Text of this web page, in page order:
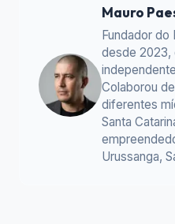
Mauro
Fundador
desde 2023,
Colaborou
diferentes
Santa
Urussanga,